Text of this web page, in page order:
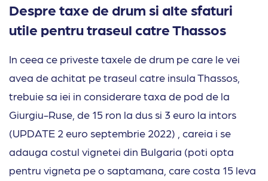
Despre taxe de drum si alte sfaturi
utile pentru traseul catre Thassos
In ceea ce priveste taxele de drum pe care le vei
avea de achitat pe traseul catre insula Thassos,
trebuie sa iei in considerare taxa de pod de la
Giurgiu-Ruse, de 15 ron la dus si 3 euro la intors
(UPDATE 2 euro septembrie 2022) , careia i se
adauga costul vignetei din Bulgaria (poti opta
pentru vigneta pe o saptamana, care costa 15 leva